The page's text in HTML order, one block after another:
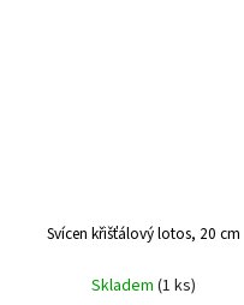
Svícen křišťálový lotos, 20 cm
Skladem (1 ks)